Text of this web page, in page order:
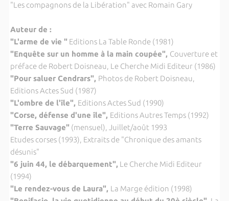
"Les compagnons de la Libération" avec Romain Gary
Auteur de :
"L'arme de vie " Editions La Table Ronde (1981)
"Enquête sur un homme à la main coupée", Couverture et
préface de Robert Doisneau, Le Cherche Midi Editeur (1986)
"Pour saluer Cendrars", Photos de Robert Doisneau,
Editions Actes Sud (1987)
"L'ombre de l'île", Editions Actes Sud (1990)
"Corse, défense d'une île", Editions Autres Temps (1992)
"Terre Sauvage" (mensuel), Juillet/août 1993
Etudes corses (1993), Extraits de "Chronique des amants
désunis"
"6 juin 44, le débarquement", Le Cherche Midi Editeur
(1994)
"Le rendez-vous de Laura", La Marge édition (1998)